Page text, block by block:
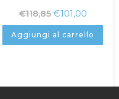
€118,85 €101,00
Aggiungi al carrello